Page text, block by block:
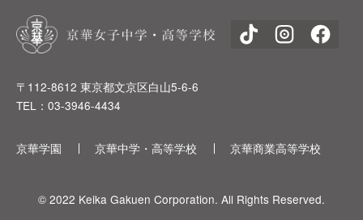
〒112-8612 東京都文京区白山5-6-6
TEL：03-3946-4434
京華学園 京華中学・高等学校 京華商業高等学校
© 2022 Keika Gakuen Corporation. All Rights Reserved.